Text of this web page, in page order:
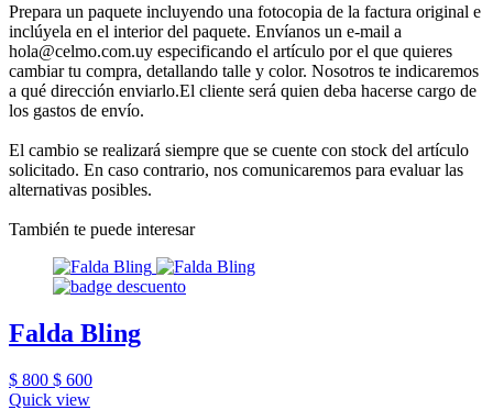
Prepara un paquete incluyendo una fotocopia de la factura original e
inclúyela en el interior del paquete. Envíanos un e-mail a
hola@celmo.com.uy especificando el artículo por el que quieres
cambiar tu compra, detallando talle y color. Nosotros te indicaremos
a qué dirección enviarlo.El cliente será quien deba hacerse cargo de
los gastos de envío.
El cambio se realizará siempre que se cuente con stock del artículo
solicitado. En caso contrario, nos comunicaremos para evaluar las
alternativas posibles.
También te puede interesar
Falda Bling
$ 800 $ 600
Quick view